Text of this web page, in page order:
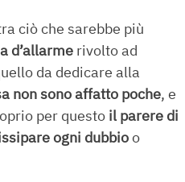
ciò che sarebbe più
d’allarme rivolto ad
da dedicare alla
non sono affatto poche, e
per questo il parere di
ogni dubbioo